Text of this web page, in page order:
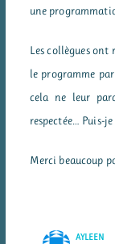
une
Les collègues ont
le programme
cela ne leur
respectée… Puis-
Merci beaucoup
AYLEEN